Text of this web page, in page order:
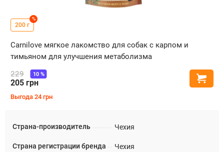
Страна-производитель Чехия
Страна регистрации бренда Чехия
200 г
%
Carnilove мягкое лакомство для собак с карпом и
тимьяном для улучшения метаболизма
229
205 грн
10%
Выгода 24 грн